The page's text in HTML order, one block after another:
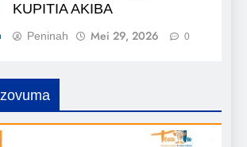
KUPITIA AKIBA
Peninah Mei 29, 2026 0